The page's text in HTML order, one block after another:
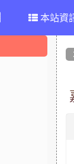
本站資